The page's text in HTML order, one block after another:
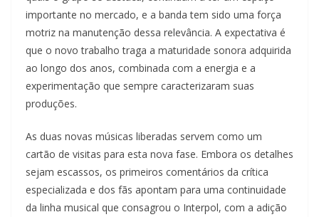
importante no mercado, e a banda tem sido uma força
motriz na manutenção dessa relevância. A expectativa é
que o novo trabalho traga a maturidade sonora adquirida
ao longo dos anos, combinada com a energia e a
experimentação que sempre caracterizaram suas
produções.
As duas novas músicas liberadas servem como um
cartão de visitas para esta nova fase. Embora os detalhes
sejam escassos, os primeiros comentários da crítica
especializada e dos fãs apontam para uma continuidade
da linha musical que consagrou o Interpol, com a adição